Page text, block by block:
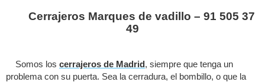
Cerrajeros Marques de vadillo – 91 505 37
49
Somos los cerrajeros de Madrid , siempre que tenga un
problema con su puerta. Sea la cerradura, el bombillo, o que la